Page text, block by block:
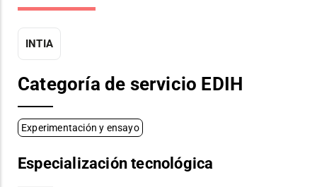
INTIA
Categoría de servicio EDIH
Experimentación y ensayo
Especialización tecnológica